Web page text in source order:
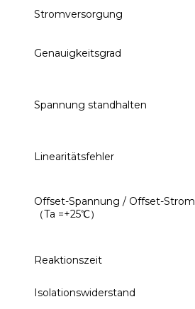
Stromversorgung
Genauigkeitsgrad
Spannung standhalten
Linearitätsfehler
Offset-Spannung / Offset-Strom
（Ta =+25℃）
Reaktionszeit
Isolationswiderstand